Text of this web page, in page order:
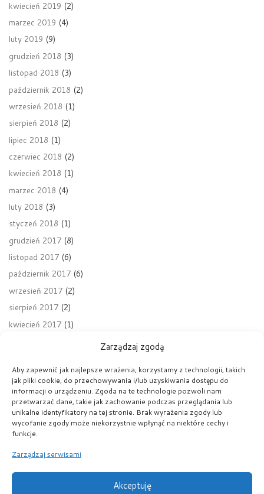
Zarządzaj zgodą
Aby zapewnić jak najlepsze wrażenia, korzystamy z technologii, takich
jak pliki cookie, do przechowywania i/lub uzyskiwania dostępu do
informacji o urządzeniu. Zgoda na te technologie pozwoli nam
przetwarzać dane, takie jak zachowanie podczas przeglądania lub
unikalne identyfikatory na tej stronie. Brak wyrażenia zgody lub
wycofanie zgody może niekorzystnie wpłynąć na niektóre cechy i
funkcje.
Zarządzaj serwisami
Akceptuję
kwiecień 2019 (2)
marzec 2019 (4)
luty 2019 (9)
grudzień 2018 (3)
listopad 2018 (3)
październik 2018 (2)
wrzesień 2018 (1)
sierpień 2018 (2)
lipiec 2018 (1)
czerwiec 2018 (2)
kwiecień 2018 (1)
marzec 2018 (4)
luty 2018 (3)
styczeń 2018 (1)
grudzień 2017 (8)
listopad 2017 (6)
październik 2017 (6)
wrzesień 2017 (2)
sierpień 2017 (2)
kwiecień 2017 (1)
Nawigacja wpisu
Poprzedni wpis
ART ROOM
POWRÓT DO LISTY